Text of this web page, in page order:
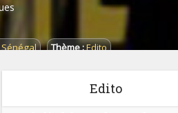
Sénégal Thème :Edito
Edito